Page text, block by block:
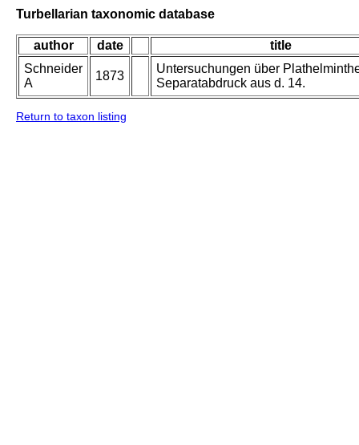
Turbellarian taxonomic database
author date
title
Schneider
A
1873
Untersuchungen über
Separatabdruck aus d. 14.
Return to taxon listing